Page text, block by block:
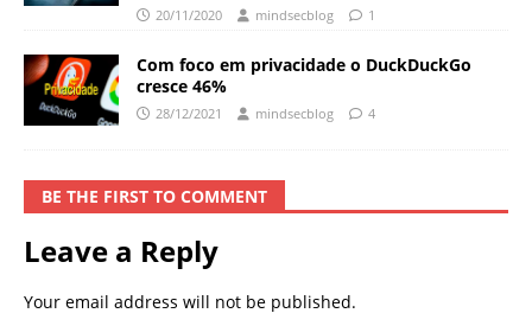
20/11/2020 mindsecblog 1
Com foco em privacidade o DuckDuckGo
cresce 46%
28/12/2021 mindsecblog 4
BE THE FIRST TO COMMENT
Leave a Reply
Your email address will not be published.